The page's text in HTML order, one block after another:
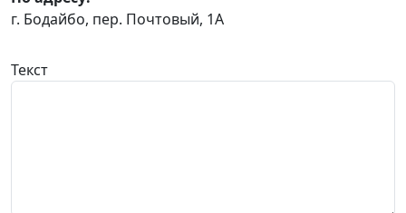
г. Бодайбо, пер. Почтовый, 1А
Текст